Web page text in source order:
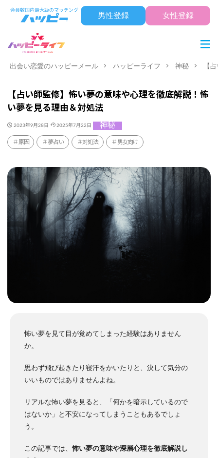
男性登録 女性登録
出会い恋愛のハッピーメール ハッピーライフ 神秘 【
【占い師監修】怖い夢の意味や心理を徹底解説！怖
い夢を見る理由＆対処法
2023年9月28日 2025年7月22日 神秘
原因 夢占い 対処法 男女向け
怖い夢を見て目が覚めてしまった経験はありません
か。
思わず飛び起きたり寝汗をかいたりと、決して気分の
いいものではありませんよね。
リアルな怖い夢を見ると、「何かを暗示しているので
はないか」と不安になってしまうこともあるでしょ
う。
この記事では、怖い夢の意味や深層心理を徹底解説し